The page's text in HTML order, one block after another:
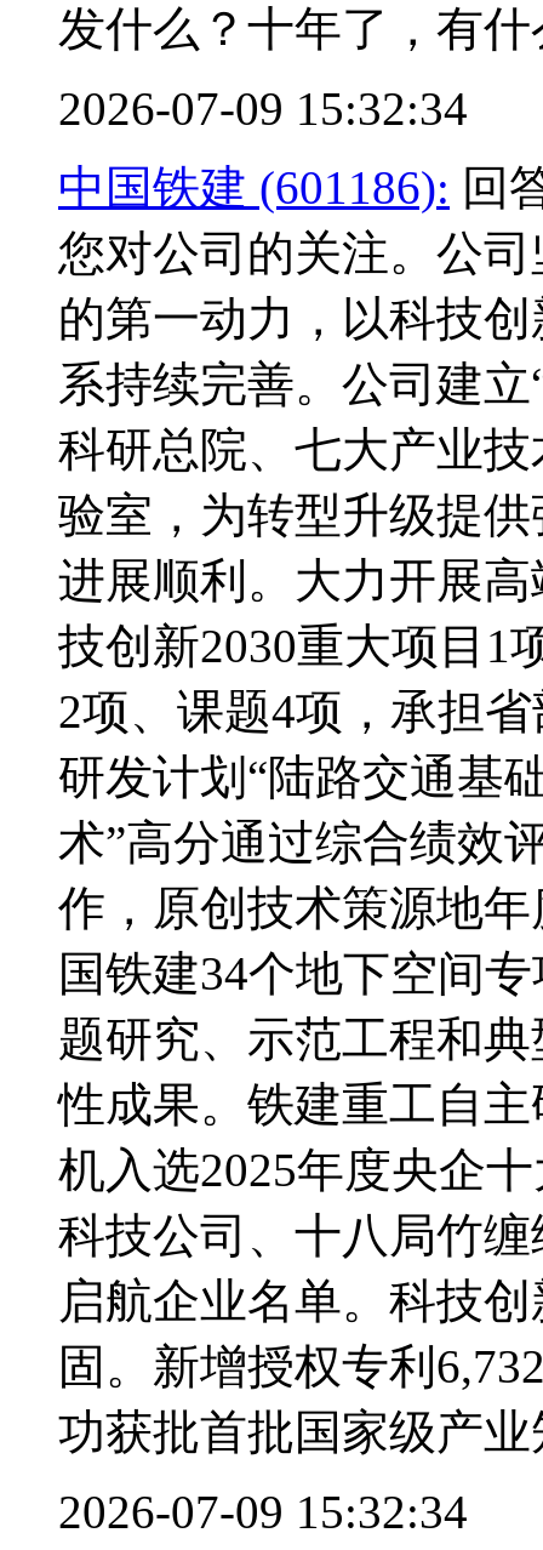
发什么？十年了，有
2026-07-09 15:32:34
中国铁建 (601186): 回
您对公司的关注。公
的第一动力，以科技
系持续完善。公司建
科研总院、七大产业
验室，为转型升级提
进展顺利。大力开展
技创新2030重大项目1
2项、课题4项，承担
研发计划“陆路交通基
术”高分通过综合绩效
作，原创技术策源地
国铁建34个地下空间
题研究、示范工程和
性成果。铁建重工自
机入选2025年度央企
科技公司、十八局竹
启航企业名单。科技
固。新增授权专利
功获批首批国家级产
2026-07-09 15:32:34